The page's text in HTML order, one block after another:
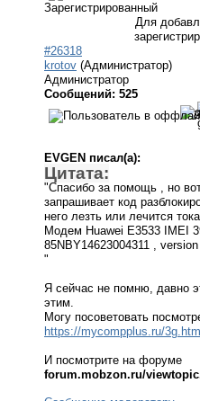
Зарегистрированный
Для
#26318
krotov (Администратор)
Администратор
Сообщений: 525
EVGEN писал(а):
Цитата:
"Спасибо за помощь , но
запрашивает код
него лезть или лечится
Модем Huawei E3533 IMEI
85NBY14623004311 ,
"
Я сейчас не помню, давно
этим.
Могу посоветовать
https://mycompplus.ru/
И посмотрите на форуме
forum.mobzon.ru/